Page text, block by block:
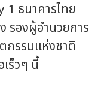
ธนาคารไทย
รองผู้อำนวยการ
กรรมแห่งชาติ
ร็วๆ นี้